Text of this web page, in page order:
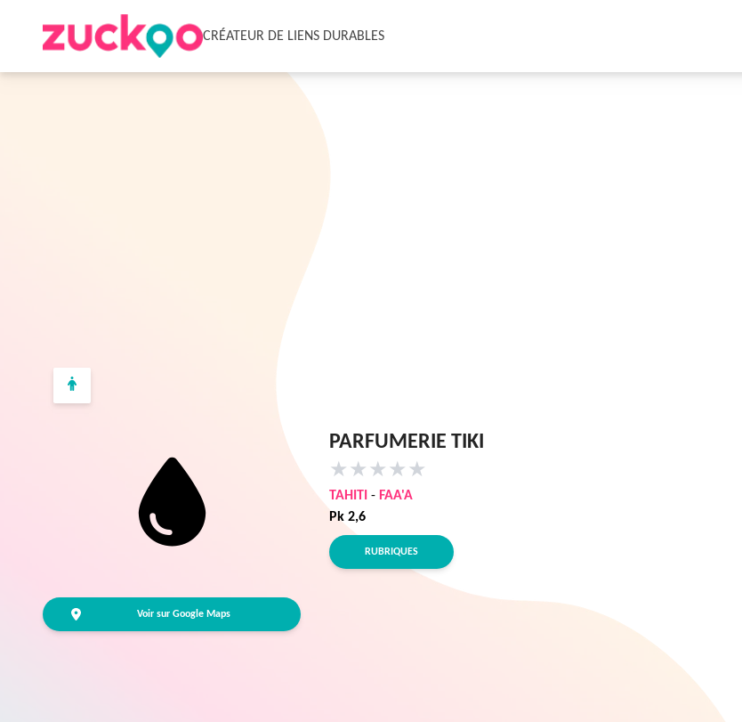
CRÉATEUR DE LIENS DURABLES
PARFUMERIE TIKI
★ ★ ★ ★ ★
TAHITI - FAA'A
Pk 2,6
RUBRIQUES
Voir sur Google Maps